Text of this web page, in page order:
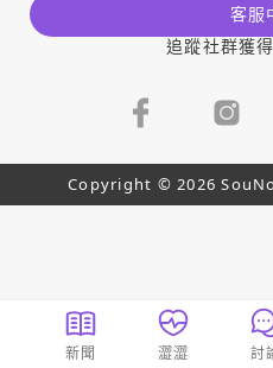
客服
追蹤社群獲
Copyright © 2026
新聞 澀澀 討